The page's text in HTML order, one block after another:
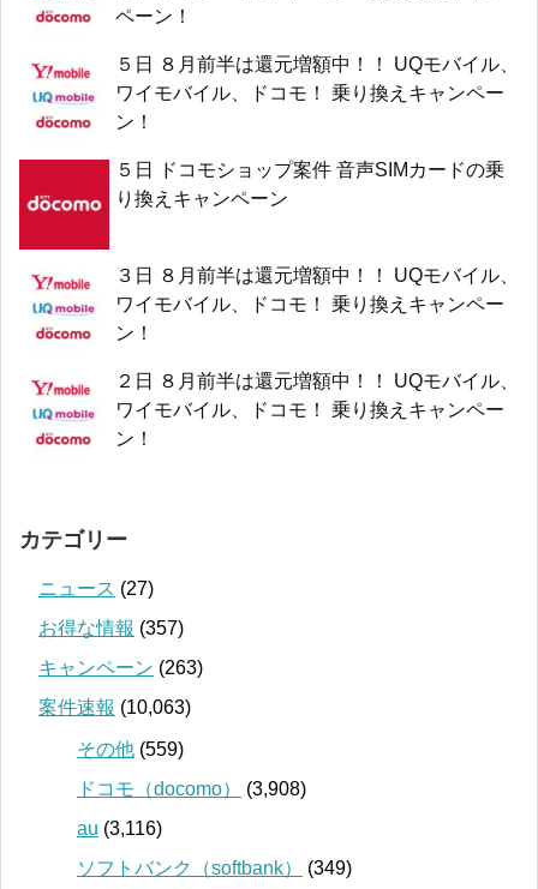
ペーン！
５日 ８月前半は還元増額中！！ UQモバイル、
ワイモバイル、ドコモ！ 乗り換えキャンペー
ン！
５日 ドコモショップ案件 音声SIMカードの乗
り換えキャンペーン
３日 ８月前半は還元増額中！！ UQモバイル、
ワイモバイル、ドコモ！ 乗り換えキャンペー
ン！
２日 ８月前半は還元増額中！！ UQモバイル、
ワイモバイル、ドコモ！ 乗り換えキャンペー
ン！
カテゴリー
ニュース (27)
お得な情報 (357)
キャンペーン (263)
案件速報 (10,063)
その他 (559)
ドコモ（docomo）
(3,908)
au (3,116)
ソフトバンク（softbank）
(349)